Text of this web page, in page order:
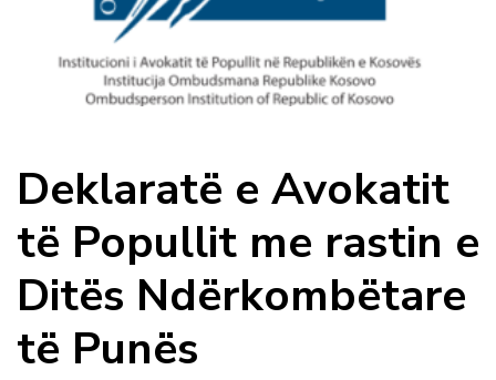
Deklaratë e Avokatit
të Popullit me rastin e
Ditës Ndërkombëtare
të Punës